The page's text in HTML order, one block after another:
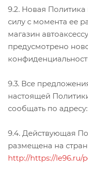
9.2. Новая Политика
силу с момента ее
магазин
предусмотрено
9.3. Все
настоящей
сообщать по адресу:
9.4. Действующая
размещена на
http://https://le96.ru/